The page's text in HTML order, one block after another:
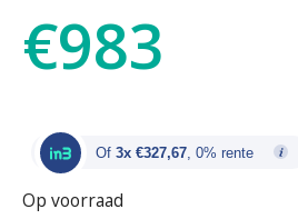
€983
Of 3x €327,67, 0% rente
Op voorraad